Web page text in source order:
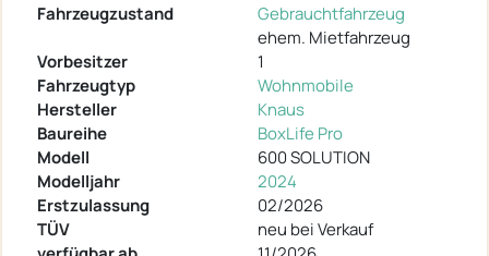
Fahrzeugzustand
Gebrauchtfahrzeug
ehem. Mietfahrzeug
Vorbesitzer
1
Fahrzeugtyp
Wohnmobile
Hersteller
Knaus
Baureihe
BoxLife Pro
Modell
600 SOLUTION
Modelljahr
2024
Erstzulassung
02/2026
TÜV
neu bei Verkauf